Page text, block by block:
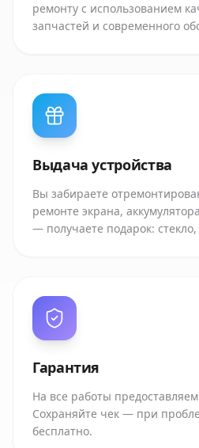
ремонту с использованием
запчастей и современного
Выдача устройства
Вы забираете
ремонте экрана,
— получаете подарок:
Гарантия
На все работы
Сохраняйте чек — при
бесплатно.